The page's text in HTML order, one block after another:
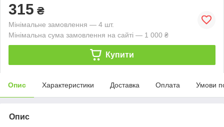
315 ₴
Мінімальне замовлення — 4 шт.
Мінімальна сума замовлення на сайті — 1 000 ₴
Купити
Опис Характеристики Доставка Оплата Умови
Опис